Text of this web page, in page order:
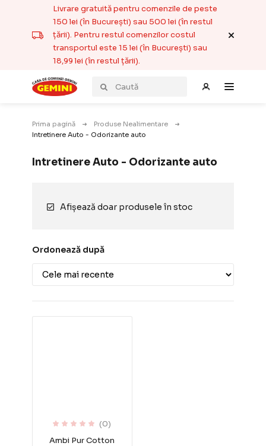
Livrare gratuită pentru comenzile de peste
150 lei (în București) sau 500 lei (în restul
țării). Pentru restul comenzilor costul
transportul este 15 lei (în București) sau
18,99 lei (în restul țării).
Prima pagină
Produse Nealimentare
Intretinere Auto - Odorizante auto
Intretinere Auto - Odorizante auto
Afișează doar produsele în stoc
Ordonează după
(0)
Ambi Pur Cotton